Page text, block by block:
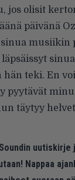
jos olisit
päivänä
musiikin
teki. En
pyytävät
täytyy
uutiskirje
Nappaa